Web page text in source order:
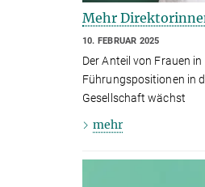
Mehr
10. FEBRUAR 2025
Der Anteil von Frauen in
Führungspositionen in
Gesellschaft wächst
mehr